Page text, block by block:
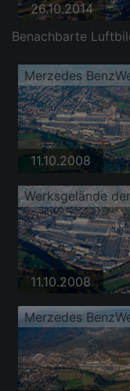
26.10.2014
Benachbarte
Merzedes
11.10.2008
11.10.2008
Merzedes